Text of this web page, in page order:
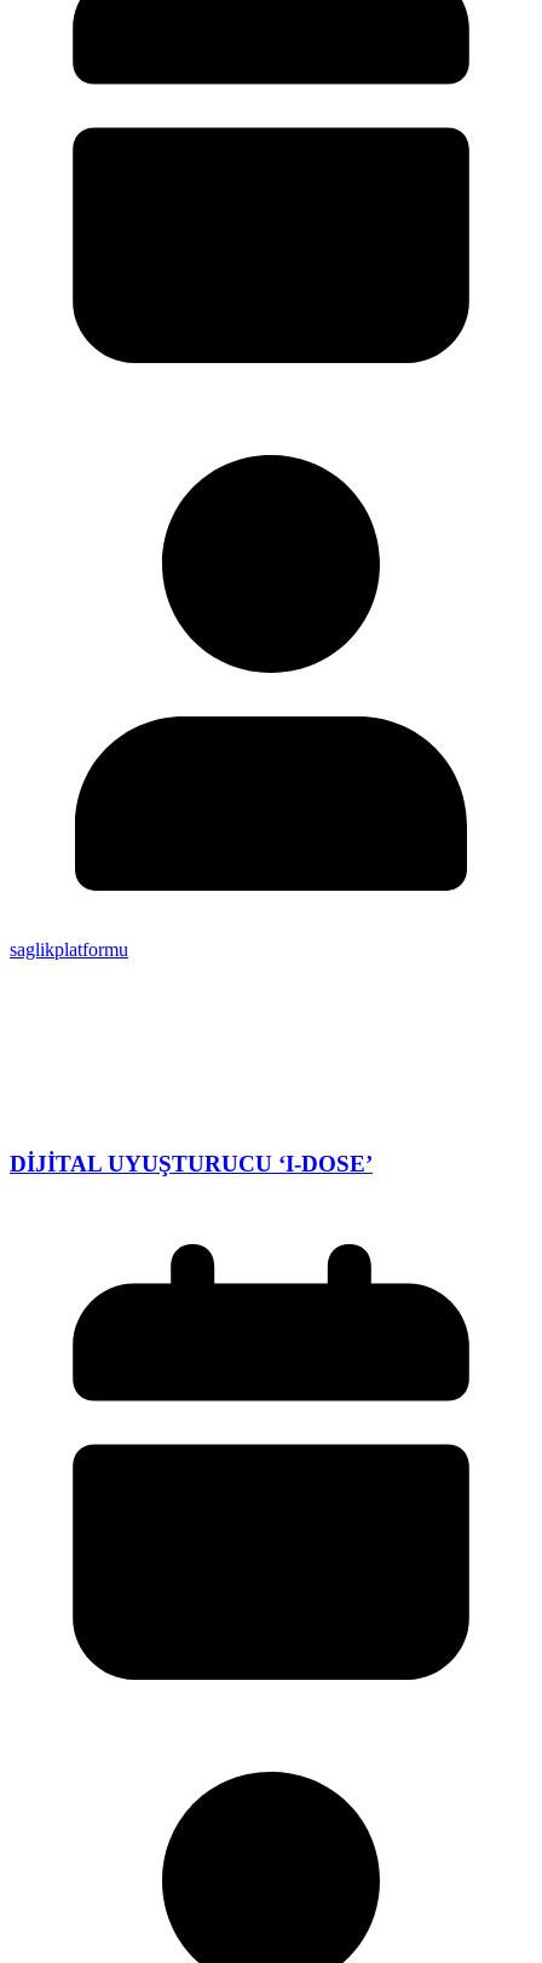
saglikplatformu
DİJİTAL UYUŞTURUCU ‘I-DOSE’